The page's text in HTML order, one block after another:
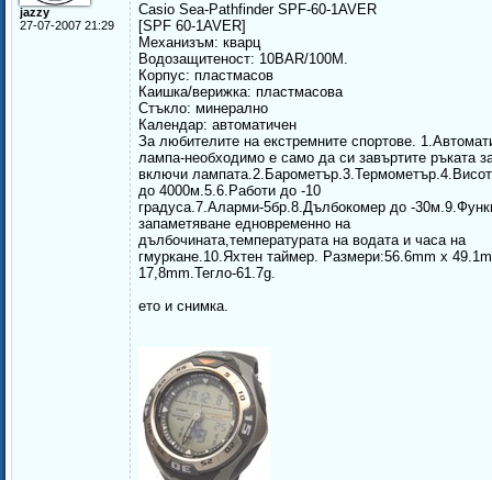
jazzy
27-07-2007 21:29
Casio Sea-Pathfinder SPF-60-1AVER
[SPF 60-1AVER]
Механизъм: кварц
Водозащитеност: 10BAR/100M.
Корпус: пластмасов
Каишка/верижка: пластмасова
Стъкло: минерално
Календар: автоматичен
За любителите на екстремните спортове.
лампа-необходимо е само да си завъртите ръката
включи
до 4000м.5.6.Работи до -10
градуса.7.Аларми-5бр.8.Дълбокомер до -
запаметяване едновременно на
дълбочината,температурата на водата и часа на
гмуркане.10.Яхтен таймер. Размери:56.6mm x
17,8mm.Тегло-61.7g.
ето и снимка.